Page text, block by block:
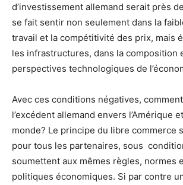
d’investissement allemand serait près
se fait sentir non seulement dans la
travail et la compétitivité des prix, mais
les infrastructures, dans la composition
perspectives technologiques de
Avec ces conditions négatives,
l’excédent allemand envers l’Amérique
monde? Le principe du libre commerce
pour tous les partenaires, sous
soumettent aux mêmes règles, normes
politiques économiques. Si par contre